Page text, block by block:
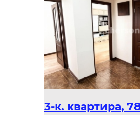
3-к. квартира,